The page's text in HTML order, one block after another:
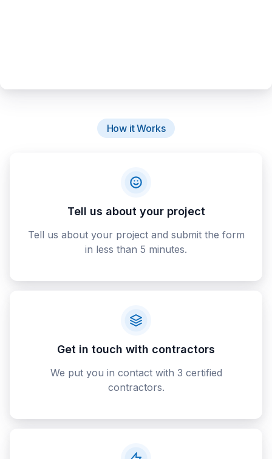
How it Works
Tell us about your project
Tell us about your project and submit the form
in less than 5 minutes.
Get in touch with contractors
We put you in contact with 3 certified
contractors.